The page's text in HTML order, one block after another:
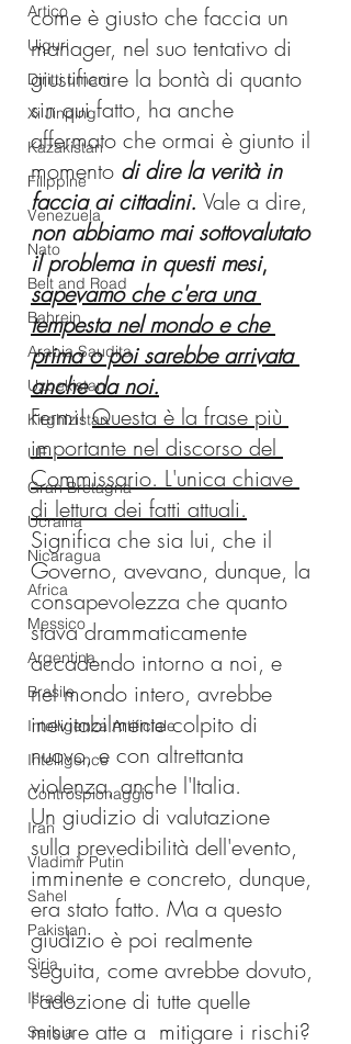
Artico
Uiguri
Diritti umani
Xi Jinping
Kazakistan
Filippine
Venezuela
Nato
Belt and Road
Bahrein
Arabia Saudita
Uzbekistan
Kirghizistan
UE
Gran Bretagna
Ucraina
Nicaragua
Africa
Messico
Argentina
Brasile
Intelligenza Artificiale
Intelligence
Controspionaggio
Iran
Vladimir Putin
Sahel
Pakistan
Siria
Israele
Serbia
come è giusto che faccia un
manager, nel suo tentativo di
giustificare la bontà di quanto
sin qui fatto, ha anche
affermato che ormai è giunto il
momento di dire la verità in
faccia ai cittadini. Vale a dire,
non abbiamo mai sottovalutato
il problema in questi mesi,
sapevamo che c'era una
tempesta nel mondo e che
prima o poi sarebbe arrivata
anche da noi.
Fermi! Questa è la frase più
importante nel discorso del
Commissario. L'unica chiave
di lettura dei fatti attuali.
Significa che sia lui, che il
Governo, avevano, dunque, la
consapevolezza che quanto
stava drammaticamente
accadendo intorno a noi, e
nel mondo intero, avrebbe
inevitabilmente colpito di
nuovo, e con altrettanta
violenza, anche l'Italia.
Un giudizio di valutazione
sulla prevedibilità dell'evento,
imminente e concreto, dunque,
era stato fatto. Ma a questo
giudizio è poi realmente
seguita, come avrebbe dovuto,
l'adozione di tutte quelle
misure atte a  mitigare i rischi?